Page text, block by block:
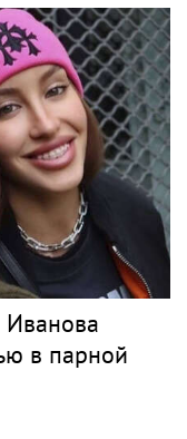
Иванова
в парной